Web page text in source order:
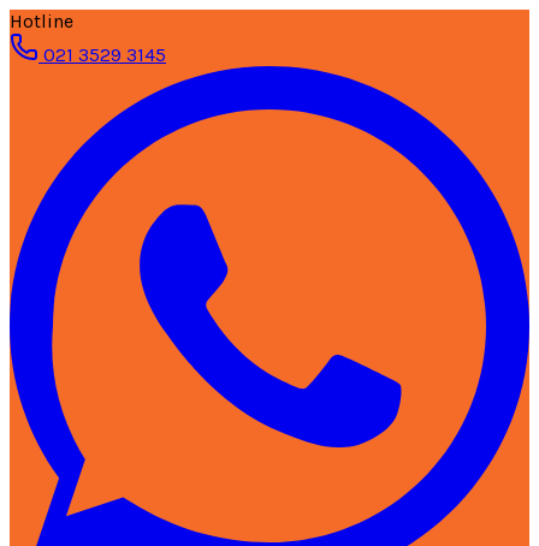
Hotline
021 3529 3145